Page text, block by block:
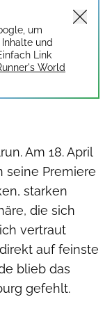
um
und
Link
World
Am 18. April
seine Premiere
starken
die sich
vertraut
auf feinste
blieb das
gefehlt.